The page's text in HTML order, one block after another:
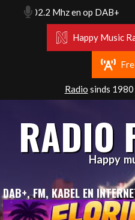
102.2 Mhz en op DAB+
Happy Music
Radio sinds 1980
RADIO
Happy
DAB+, FM, KABEL EN